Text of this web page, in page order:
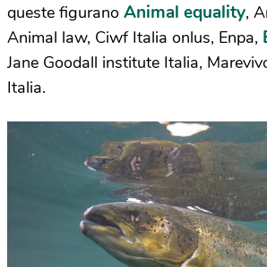
queste figurano Animal equality,
Animal law, Ciwf Italia onlus, Enpa,
Jane Goodall institute Italia,
Italia.